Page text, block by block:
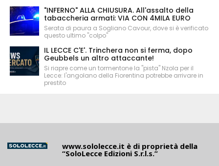
"INFERNO" ALLA CHIUSURA. All'assalto della
tabaccheria armati: VIA CON 4MILA EURO
Serata di paura a Sogliano Cavour, dove si è verificato
questo ultimo "colpo"
IL LECCE C'E'. Trinchera non si ferma, dopo
Geubbels un altro attaccante!
Si riapre come un tormentone la "pista" Nzola per il
Lecce: l'angolano della Fiorentina potrebbe arrivare in
prestito
www.sololecce.it è di proprietà della
“SoloLecce Edizioni S.r.l.s.”